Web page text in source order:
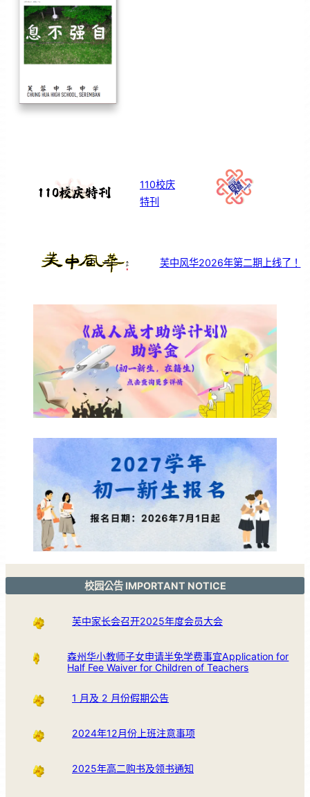
110校庆
特刊
芙中风华2026年第二期上线了！
校园公告 IMPORTANT NOTICE
芙中家长会召开2025年度会员大会
森州华小教师子女申请半免学费事宜Application for
Half Fee Waiver for Children of Teachers
1 月及 2 月份假期公告
2024年12月份上班注意事项
2025年高二购书及领书通知